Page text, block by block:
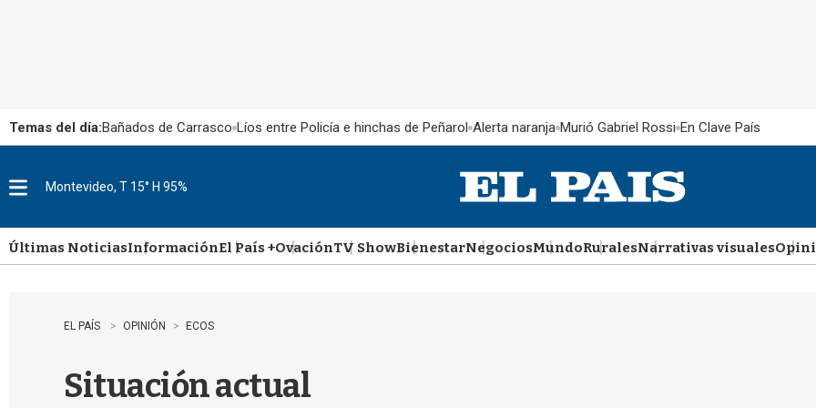
Temas del día:Bañados de Carrasco Líos entre Policía e hinchas de Peñarol Alerta naranja Murió Gabriel Rossi En Clave País
u
Montevideo, T 15° H 95%
Últimas NoticiasInformaciónEl País +OvaciónTV ShowBienestarNegociosMundoRuralesNarrativas visuales
EL PAÍS OPINIÓN ECOS
Situación actual